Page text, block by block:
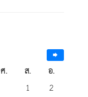
ศ. ส.
อ.
1
2